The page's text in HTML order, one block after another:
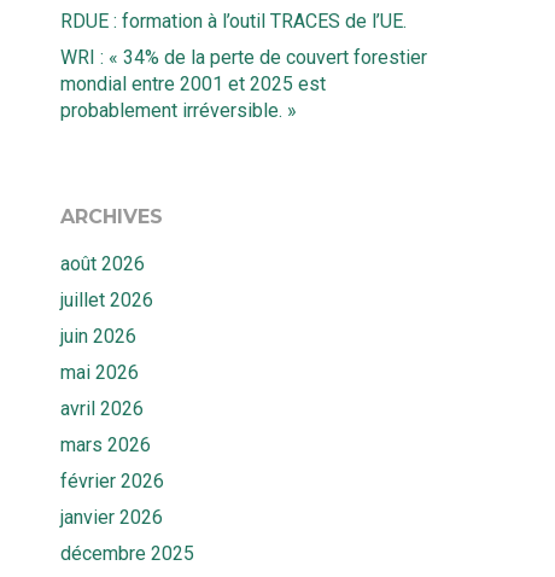
RDUE : formation à l’outil TRACES de l’UE.
WRI : « 34% de la perte de couvert forestier
mondial entre 2001 et 2025 est
probablement irréversible. »
ARCHIVES
août 2026
juillet 2026
juin 2026
mai 2026
avril 2026
mars 2026
février 2026
janvier 2026
décembre 2025